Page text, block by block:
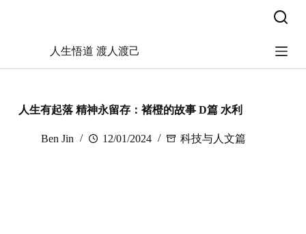
人生悟道 渡人渡己
人生有起落 精神永留存：褚橙的故事 D篇 水利
Ben Jin 12/01/2024 科技与人文篇